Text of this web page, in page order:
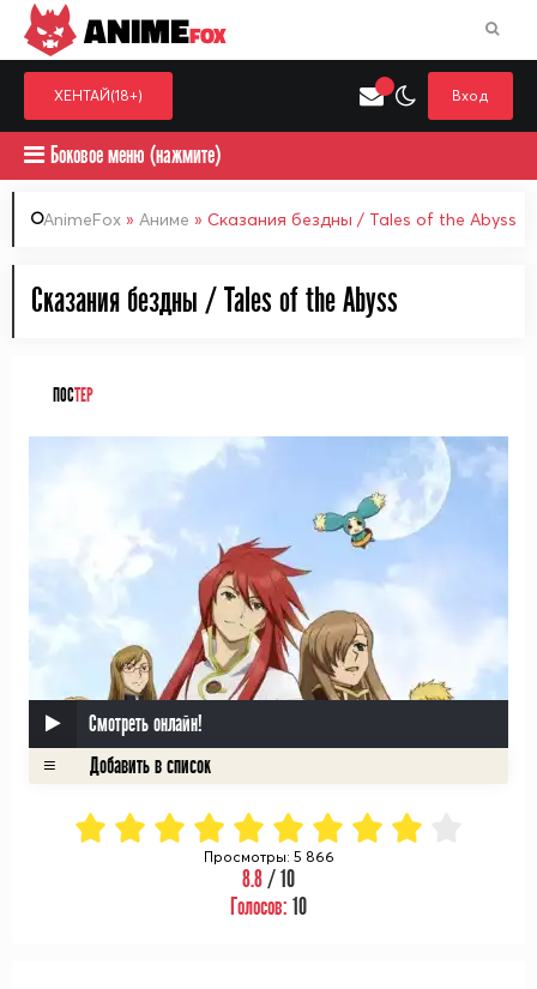
Выберите одну категорию для поиска
ANIMEFOX
ХЕНТАЙ(18+) Вход
Боковое меню (нажмите)
AnimeFox » Аниме » Сказания бездны / Tales of the Abyss
Сказания бездны / Tales of the Abyss
ПОСТЕР
Смотреть онлайн!
Просмотры: 5 866
8.8/ 10
Голосов: 10